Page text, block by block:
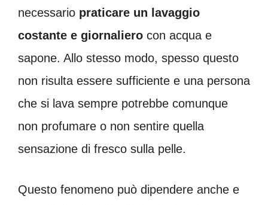
necessario praticare un lavaggio
costante e giornaliero con acqua e
sapone. Allo stesso modo, spesso questo
non risulta essere sufficiente e una persona
che si lava sempre potrebbe comunque
non profumare o non sentire quella
sensazione di fresco sulla pelle.
Questo fenomeno può dipendere anche e